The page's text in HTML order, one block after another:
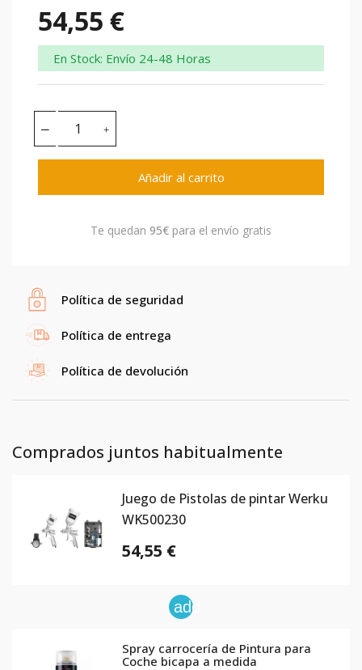
54,55 €
En Stock: Envío 24-48 Horas
Añadir al carrito
Te quedan 95€ para el envío gratis
Política de seguridad
Política de entrega
Política de devolución
Comprados juntos habitualmente
Juego de Pistolas de pintar Werku
WK500230
54,55 €
add
Spray carrocería de Pintura para
Coche bicapa a medida